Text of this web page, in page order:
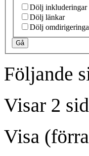
Dölj inkluderingar
Dölj länkar
Dölj
Gå
Följande
Visar 2
Visa (